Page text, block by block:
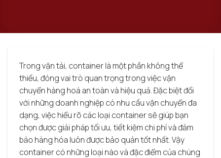
Trong vận tải, container là một phần không thể
thiếu, đóng vai trò quan trọng trong việc vận
chuyển hàng hoá an toàn và hiệu quả. Đặc biệt đối
với những doanh nghiệp có nhu cầu vận chuyển đa
dạng, việc hiểu rõ các loại container sẽ giúp bạn
chọn được giải pháp tối ưu, tiết kiệm chi phí và đảm
bảo hàng hóa luôn được bảo quản tốt nhất. Vậy
container có những loại nào và đặc điểm của chúng